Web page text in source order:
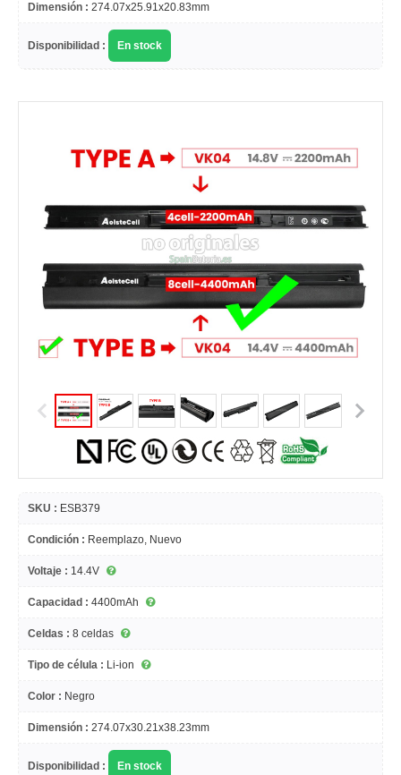
Dimensión : 274.07x25.91x20.83mm
Disponibilidad : En stock
SKU : ESB379
Condición : Reemplazo, Nuevo
Voltaje : 14.4V
Capacidad : 4400mAh
Celdas : 8 celdas
Tipo de célula : Li-ion
Color : Negro
Dimensión : 274.07x30.21x38.23mm
Disponibilidad : En stock